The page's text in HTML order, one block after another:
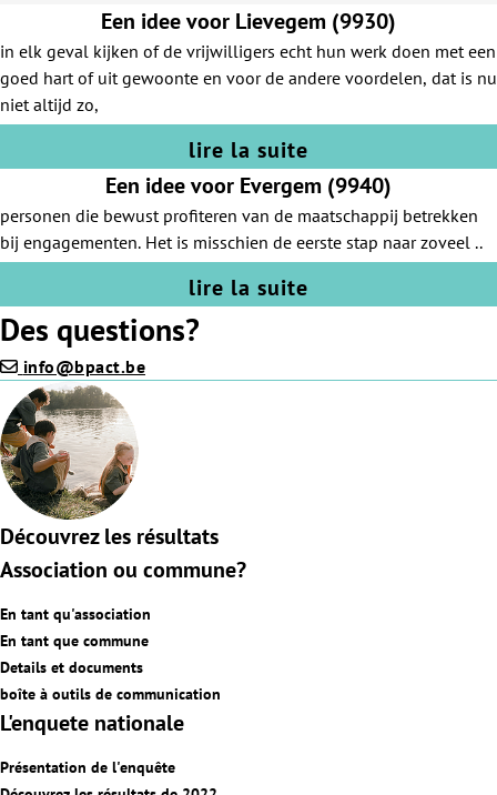
Een idee voor Lievegem (9930)
in elk geval kijken of de vrijwilligers echt hun werk doen met een
goed hart of uit gewoonte en voor de andere voordelen, dat is nu
niet altijd zo,
lire la suite
Een idee voor Evergem (9940)
personen die bewust profiteren van de maatschappij betrekken
bij engagementen. Het is misschien de eerste stap naar zoveel ..
lire la suite
Des questions?
info@bpact.be
Découvrez les résultats
Association ou commune?
En tant qu'association
En tant que commune
Details et documents
boîte à outils de communication
L'enquete nationale
Présentation de l'enquête